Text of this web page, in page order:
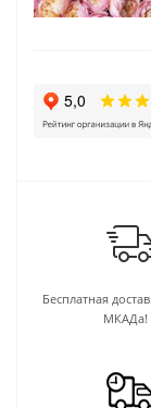
Бесплатная
МКАДа!